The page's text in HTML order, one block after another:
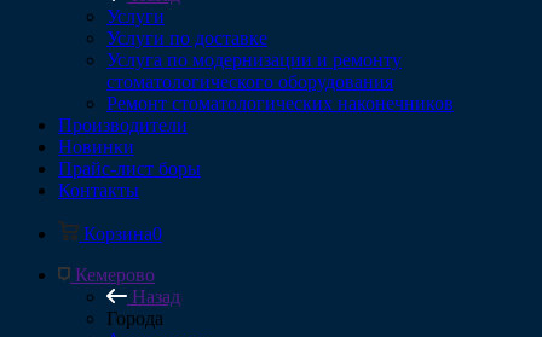
Услуги
Услуги по доставке
Услуга по модернизации и ремонту
стоматологического оборудования
Ремонт стоматологических наконечников
Производители
Новинки
Прайс-лист боры
Контакты
Корзина0
Кемерово
Назад
Города